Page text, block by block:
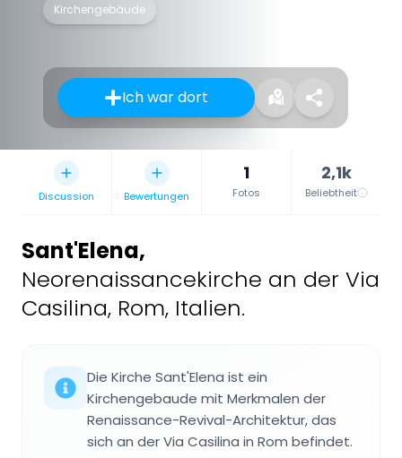
Kirchengebäude
Ich war dort
Discussion Bewertungen
1
Fotos
2,1k
Beliebtheit
Sant'Elena,
Neorenaissancekirche an der Via
Casilina, Rom, Italien.
Die Kirche Sant'Elena ist ein
Kirchengebaude mit Merkmalen der
Renaissance-Revival-Architektur, das
sich an der Via Casilina in Rom befindet.